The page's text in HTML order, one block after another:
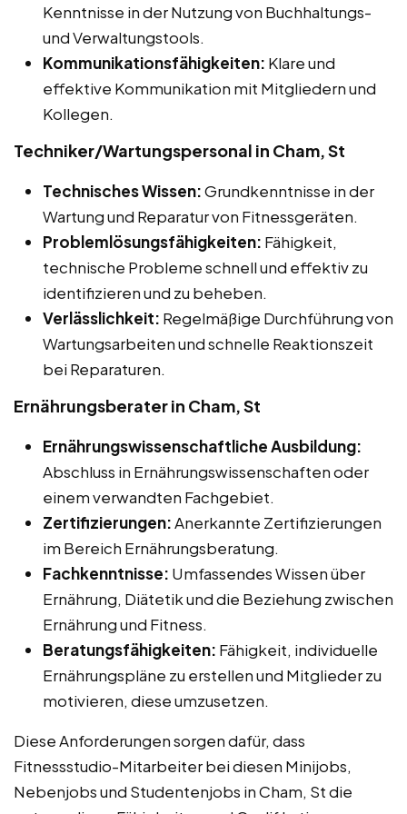
Kenntnisse in der Nutzung von Buchhaltungs-
und Verwaltungstools.
Kommunikationsfähigkeiten: Klare und
effektive Kommunikation mit Mitgliedern und
Kollegen.
Techniker/Wartungspersonal in Cham, St
Technisches Wissen:Grundkenntnisse in der
Wartung und Reparatur von Fitnessgeräten.
Problemlösungsfähigkeiten: Fähigkeit,
technische Probleme schnell und effektiv zu
identifizieren und zu beheben.
Verlässlichkeit: Regelmäßige Durchführung von
Wartungsarbeiten und schnelle Reaktionszeit
bei Reparaturen.
Ernährungsberater in Cham, St
Ernährungswissenschaftliche Ausbildung:
Abschluss in Ernährungswissenschaften oder
einem verwandten Fachgebiet.
Zertifizierungen:Anerkannte Zertifizierungen
im Bereich Ernährungsberatung.
Fachkenntnisse: Umfassendes Wissen über
Ernährung, Diätetik und die Beziehung zwischen
Ernährung und Fitness.
Beratungsfähigkeiten: Fähigkeit, individuelle
Ernährungspläne zu erstellen und Mitglieder zu
motivieren, diese umzusetzen.
Diese Anforderungen sorgen dafür, dass
Fitnessstudio-Mitarbeiter bei diesen Minijobs,
Nebenjobs und Studentenjobs in Cham, St die